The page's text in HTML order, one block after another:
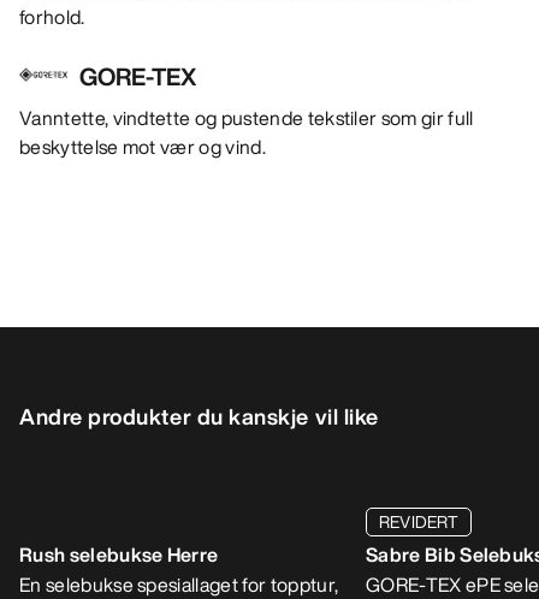
forhold.
GORE-TEX
Vanntette, vindtette og pustende tekstiler som gir full
beskyttelse mot vær og vind.
Andre produkter du kanskje vil like